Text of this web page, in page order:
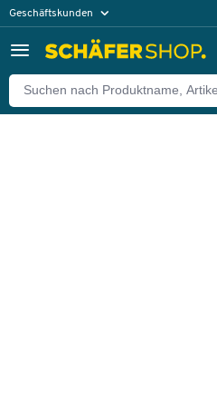
Geschäftskunden
Zurück